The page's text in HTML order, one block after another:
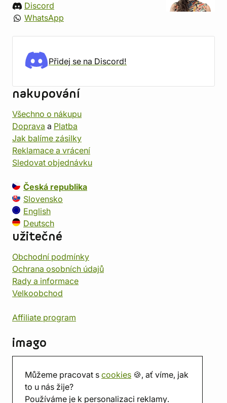
Můžeme pracovat s cookies 🍪, ať víme, jak
to u nás žije?
Používáme je k personalizaci reklamy.
Discord
WhatsApp
Přidej se na Discord!
nakupování
Všechno o nákupu
Doprava a Platba
Jak balíme zásilky
Reklamace a vrácení
Sledovat objednávku
Česká republika
Slovensko
English
Deutsch
užitečné
Obchodní podmínky
Ochrana osobních údajů
Rady a informace
Velkoobchod
Affiliate program
imago
Prodejna
Herna
O nás